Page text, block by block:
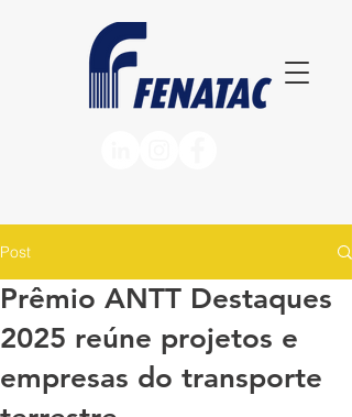
Post
Prêmio ANTT Destaques
2025 reúne projetos e
empresas do transporte